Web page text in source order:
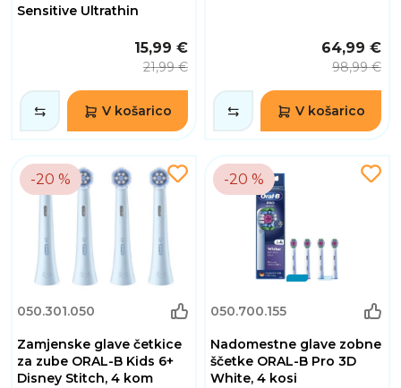
Sensitive Ultrathin
15,99 €
21,99 €
V košarico
64,99 €
98,99 €
V košarico
-20 %
050.301.050
Zamjenske glave četkice
za zube ORAL-B Kids 6+
Disney Stitch, 4 kom
-20 %
050.700.155
Nadomestne glave zobne
ščetke ORAL-B Pro 3D
White, 4 kosi